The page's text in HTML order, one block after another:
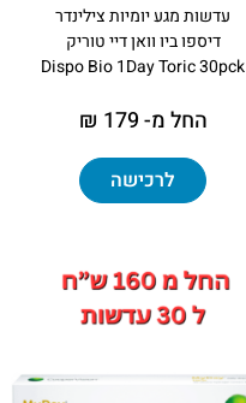
עדשות מגע יומיות צילינדר
דיספו ביו וואן דיי טוריק
Dispo Bio 1Day Toric 30pck
החל מ- 179 ₪
לרכישה